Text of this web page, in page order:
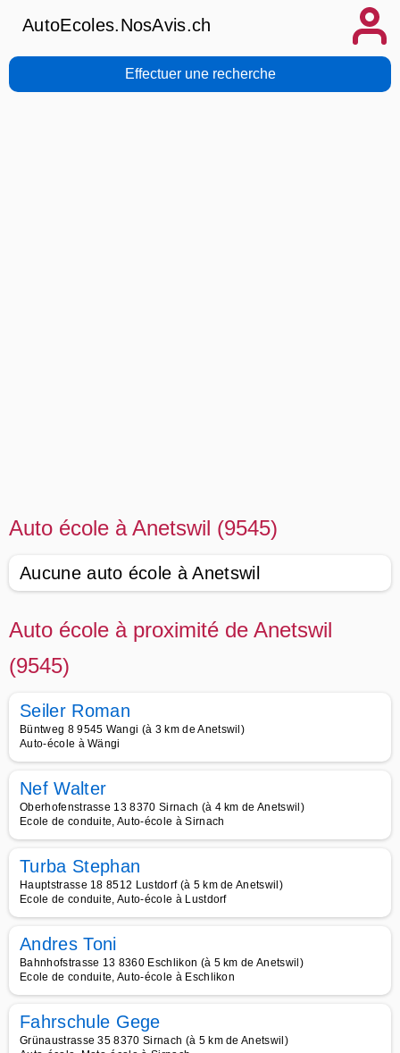
AutoEcoles.NosAvis.ch
Effectuer une recherche
Auto école à Anetswil (9545)
Aucune auto école à Anetswil
Auto école à proximité de Anetswil
(9545)
Seiler Roman
Büntweg 8 9545 Wangi (à 3 km de Anetswil)
Auto-école à Wängi
Nef Walter
Oberhofenstrasse 13 8370 Sirnach (à 4 km de Anetswil)
Ecole de conduite, Auto-école à Sirnach
Turba Stephan
Hauptstrasse 18 8512 Lustdorf (à 5 km de Anetswil)
Ecole de conduite, Auto-école à Lustdorf
Andres Toni
Bahnhofstrasse 13 8360 Eschlikon (à 5 km de Anetswil)
Ecole de conduite, Auto-école à Eschlikon
Fahrschule Gege
Grünaustrasse 35 8370 Sirnach (à 5 km de Anetswil)